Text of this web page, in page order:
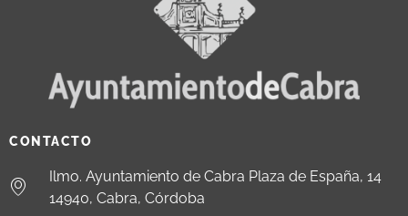
CONTACTO
Ilmo. Ayuntamiento de Cabra Plaza de España, 14
14940, Cabra, Córdoba